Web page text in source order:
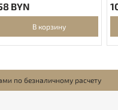
BYN
В корзину
по безналичному расчету